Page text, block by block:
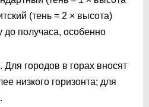
(тень = 2 × высота)
до получаса, особенно
. Для городов в горах вносят
низкого горизонта; для